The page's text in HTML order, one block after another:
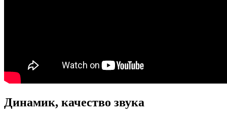
Динамик, качество звука